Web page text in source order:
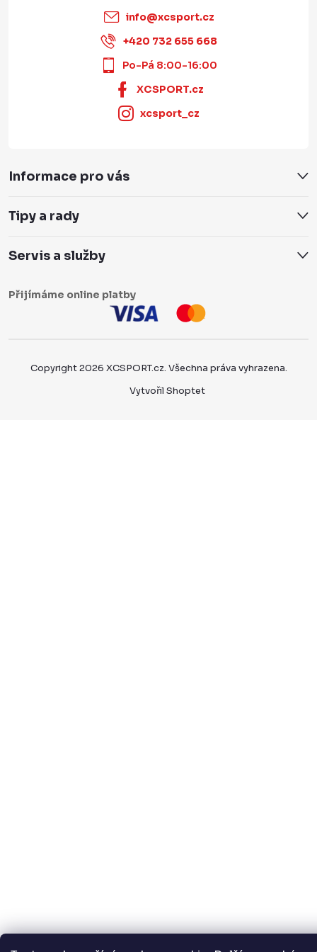
info@xcsport.cz
+420 732 655 668
Po-Pá 8:00-16:00
XCSPORT.cz
xcsport_cz
Informace pro vás
Tipy a rady
Servis a služby
Přijímáme online platby
Vytvořil Shoptet
Copyright 2026 XCSPORT.cz. Všechna práva vyhrazena.